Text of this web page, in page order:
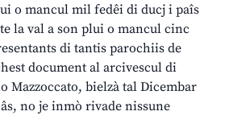
o mancul mil fedêi di ducj i paîs
la val a son plui o mancul cinc
di tantis parochiis de
document al arcivescul di
Mazzoccato, bielzà tal Dicembar
no je inmò rivade nissune